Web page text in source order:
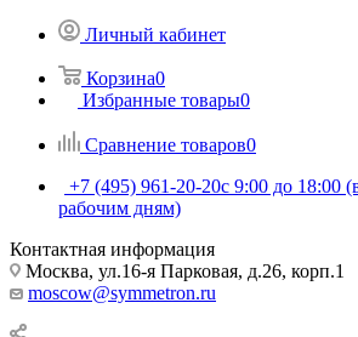
Личный кабинет
Корзина0
Избранные товары0
Сравнение товаров0
+7 (495) 961-20-20с 9:00 до 18:00
рабочим дням)
Контактная информация
Москва, ул.16-я Парковая, д.26, корп.1
moscow@symmetron.ru